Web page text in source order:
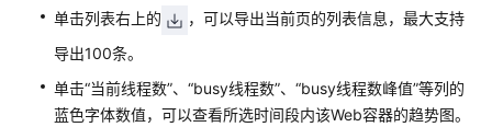
浏
仪
表
单击列表右上的
，可以导出当前页的列表信息，最大支持
导出100条。
单击“当前线程数”、“busy线程数”、“busy线程数峰值”等列的
蓝色字体数值，可以查看所选时间段内该Web容器的趋势图。